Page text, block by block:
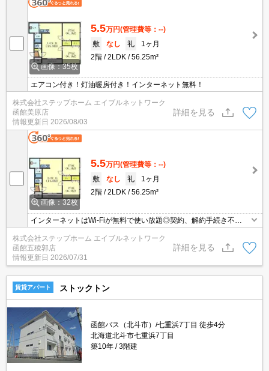
画像：35枚
5.5万円(管理費等：--)
敷
なし 礼
1ヶ月
2階
2LDK 56.25m²
エアコン付き！灯油暖房付き！インターネット無料！
株式会社ステップホーム エイブルネットワーク
函館美原店
情報更新日 2026/08/03
詳細を見る
画像：32枚
5.5万円(管理費等：--)
敷
なし 礼
1ヶ月
2階
2LDK 56.25m²
インターネットはWi-Fiが無料で使い放題◎契約、解約手続き不
要！！最近は必須条件にする方も多いエアコン付きで暑い日も快適
☆彡大切な家族の一員、ペットと暮らせるお部屋です（犬or猫1匹
可）。
株式会社ステップホーム エイブルネットワーク
函館五稜郭店
情報更新日 2026/07/31
詳細を見る
賃貸アパート ストックトン
函館バス（北斗市）/七重浜7丁目 徒歩4分
北海道北斗市七重浜7丁目
築10年
3階建